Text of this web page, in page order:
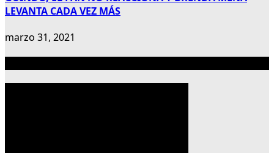
LEVANTA CADA VEZ MÁS
marzo 31, 2021